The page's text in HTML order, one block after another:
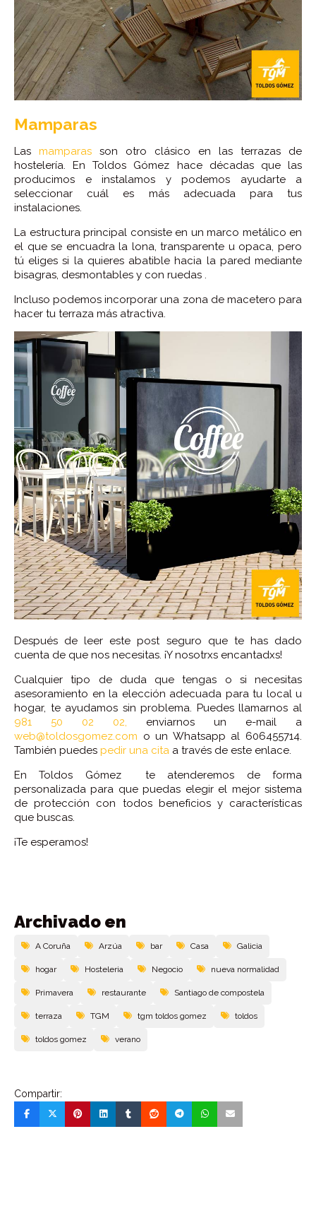
Mamparas
Las mamparas son otro clásico en las terrazas de
hostelería. En Toldos Gómez hace décadas que las
producimos e instalamos y podemos ayudarte a
seleccionar cuál es más adecuada para tus
instalaciones.
La estructura principal consiste en un marco metálico en
el que se encuadra la lona, transparente u opaca, pero
tú eliges si la quieres abatible hacia la pared mediante
bisagras, desmontables y con ruedas .
Incluso podemos incorporar una zona de macetero para
hacer tu terraza más atractiva.
Después de leer este post seguro que te has dado
cuenta de que nos necesitas. ¡Y nosotrxs encantadxs!
Cualquier tipo de duda que tengas o si necesitas
asesoramiento en la elección adecuada para tu local u
hogar, te ayudamos sin problema. Puedes llamarnos al
981 50 02 02, enviarnos un e-mail a
web@toldosgomez.com o un Whatsapp al 606455714.
También puedes pedir una cita a través de este enlace.
En Toldos Gómez te atenderemos de forma
personalizada para que puedas elegir el mejor sistema
de protección con todos beneficios y características
que buscas.
¡Te esperamos!
Archivado en
A Coruña Arzúa bar Casa Galicia
hogar Hosteleria Negocio nueva normalidad
Primavera restaurante Santiago de compostela
terraza TGM tgm toldos gomez toldos
toldos gomez verano
Compartir: